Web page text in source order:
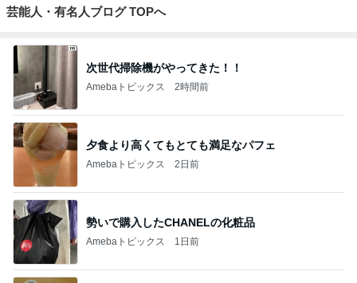
芸能人・有名人ブログ TOPへ
次世代掃除機がやってきた！！
Amebaトピックス 2時間前
夕食より高くてもとても満足なパフェ
Amebaトピックス 2日前
勢いで購入したCHANELの化粧品
Amebaトピックス 1日前